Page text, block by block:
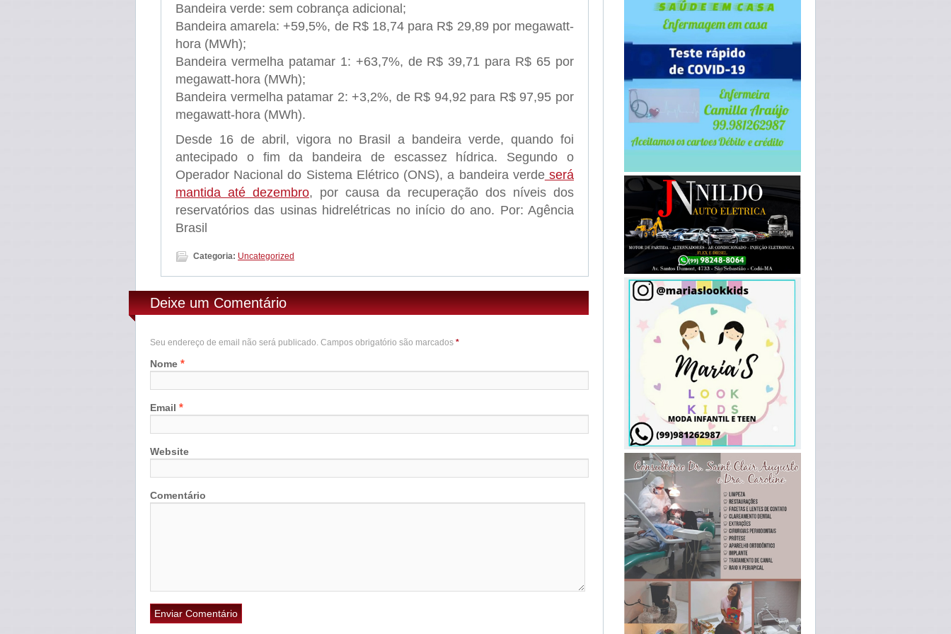
Bandeira verde: sem cobrança adicional;
Bandeira amarela: +59,5%, de R$ 18,74 para R$ 29,89 por megawatt-
hora (MWh);
Bandeira vermelha patamar 1: +63,7%, de R$ 39,71 para R$ 65 por
megawatt-hora (MWh);
Bandeira vermelha patamar 2: +3,2%, de R$ 94,92 para R$ 97,95 por
megawatt-hora (MWh).
Desde 16 de abril, vigora no Brasil a bandeira verde, quando foi
antecipado o fim da bandeira de escassez hídrica. Segundo o
Operador Nacional do Sistema Elétrico (ONS), a bandeira verdeserá
mantida até dezembro, por causa da recuperação dos níveis dos
reservatórios das usinas hidrelétricas no início do ano. Por: Agência
Brasil
Categoria: Uncategorized
Deixe um Comentário
Seu endereço de email não será publicado. Campos obrigatório são marcados *
Nome *
Email *
Website
Comentário